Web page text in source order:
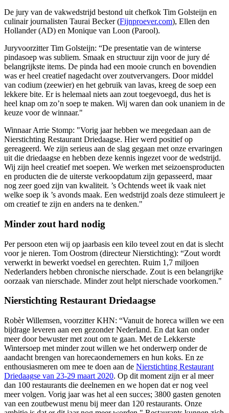
De jury van de vakwedstrijd bestond uit chefkok Tim Golsteijn en
culinair journalisten Taurai Becker (Fijnproever.com), Ellen den
Hollander (AD) en Monique van Loon (Parool).
Juryvoorzitter Tim Golsteijn: “De presentatie van de winterse
pindasoep was subliem. Smaak en structuur zijn voor de jury dé
belangrijkste items. De pinda had een mooie crunch en bovendien
was er heel creatief nagedacht over zoutvervangers. Door middel
van codium (zeewier) en het gebruik van lavas, kreeg de soep een
lekkere bite. Er is helemaal niets aan zout toegevoegd, dus het is
heel knap om zo’n soep te maken. Wij waren dan ook unaniem in de
keuze voor de winnaar."
Winnaar Arrie Stomp: "Vorig jaar hebben we meegedaan aan de
Nierstichting Restaurant Driedaagse. Hier werd positief op
gereageerd. We zijn serieus aan de slag gegaan met onze ervaringen
uit die driedaagse en hebben deze kennis ingezet voor de wedstrijd.
Wij zijn heel creatief met soepen. We werken met seizoensproducten
en producten die de uiterste verkoopdatum zijn gepasseerd, maar
nog zeer goed zijn van kwaliteit. ’s Ochtends weet ik vaak niet
welke soep ik ’s avonds maak. Een wedstrijd zoals deze stimuleert je
om creatief te zijn en anders na te denken."
Minder zout hard nodig
Per persoon eten wij op jaarbasis een kilo teveel zout en dat is slecht
voor je nieren. Tom Oostrom (directeur Nierstichting): “Zout wordt
verwerkt in bewerkt voedsel en gerechten. Ruim 1,7 miljoen
Nederlanders hebben chronische nierschade. Zout is een belangrijke
oorzaak van nierschade. Minder zout helpt nierschade voorkomen."
Nierstichting Restaurant Driedaagse
Robèr Willemsen, voorzitter KHN: “Vanuit de horeca willen we een
bijdrage leveren aan een gezonder Nederland. En dat kan onder
meer door bewuster met zout om te gaan. Met de Lekkerste
Wintersoep met minder zout willen we het onderwerp onder de
aandacht brengen van horecaondernemers en hun koks. En ze
enthousiasmeren om mee te doen aan de Nierstichting Restaurant
Driedaagse van 23-29 maart 2020. Op dit moment zijn er al meer
dan 100 restaurants die deelnemen en we hopen dat er nog veel
meer volgen. Vorig jaar was het al een succes; 3800 gasten genoten
van een zoutbewust menu bij meer dan 120 restaurants. Onze